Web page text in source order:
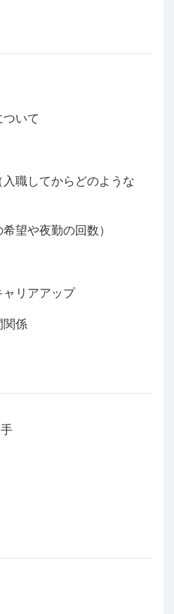
いて
職してからどのような
望や夜勤の回数）
リアアップ
関係